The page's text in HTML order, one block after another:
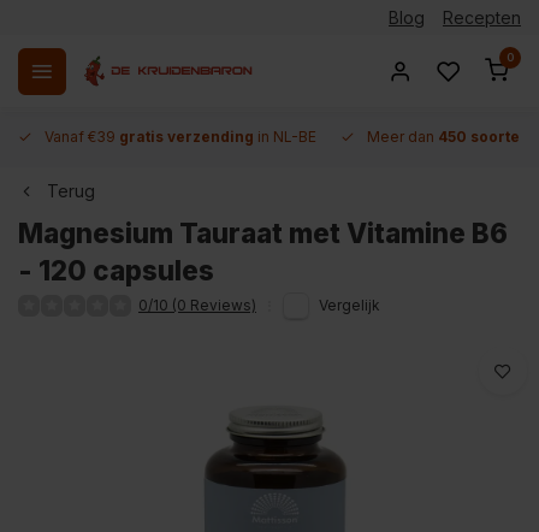
Blog Recepten
0
Vanaf €39 gratis verzending in NL-BE Meer dan 450 soorten
Terug
Magnesium Tauraat met Vitamine B6
- 120 capsules
0/10 (0 Reviews) Vergelijk